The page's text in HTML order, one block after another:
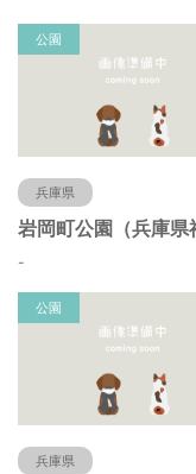
公園
兵庫県
-
公園
兵庫県